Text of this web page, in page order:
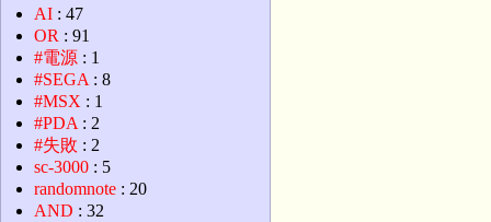
AI : 47
OR : 91
#電源 : 1
#SEGA : 8
#MSX : 1
#PDA : 2
#失敗 : 2
sc-3000 : 5
randomnote : 20
AND : 32